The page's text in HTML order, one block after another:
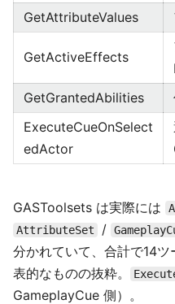
GetAttributeValues
GetActiveEffects
GetGrantedAbilities
ExecuteCueOnSelect
edActor
GASToolsets は実際には
AttributeSet /
分かれていて、合計で14
表的なものの抜粋。
GameplayCue 側）。